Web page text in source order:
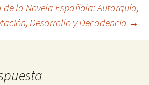
de la Novela Española: Autarquía,
Desarrollo y Decadencia →